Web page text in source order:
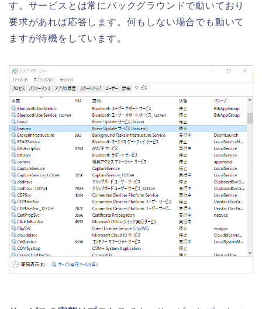
す。サービスとは常にバックグラウンドで動いており
要求があれば応答します。何もしない場合でも動いて
ますが待機をしています。